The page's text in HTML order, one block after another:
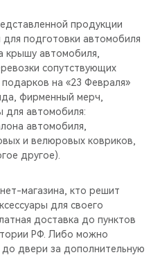
продукции
подготовки автомобиля
крышу автомобиля,
сопутствующих
на «23 Февраля»
фирменный мерч,
для автомобиля:
автомобиля,
и велюровых ковриков,
другое).
магазина, кто решит
для своего
доставка до пунктов
РФ. Либо можно
двери за дополнительную